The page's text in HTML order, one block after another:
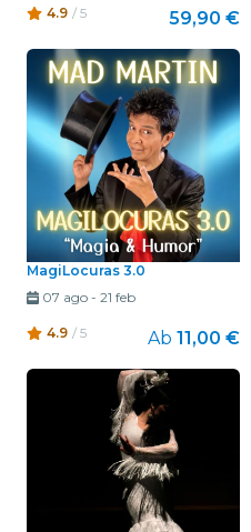
4.9 / 5 59,90 €
MagiLocuras 3.0
07 ago- 21 feb
4.9 / 5 Ab 11,00 €